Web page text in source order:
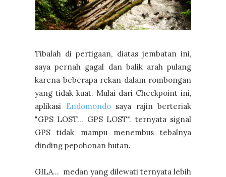
Tibalah di pertigaan, diatas jembatan ini,
saya pernah gagal dan balik arah pulang
karena beberapa rekan dalam rombongan
yang tidak kuat. Mulai dari Checkpoint ini,
aplikasi Endomondosaya rajin berteriak
"GPS LOST... GPS LOST". ternyata signal
GPS tidak mampu menembus tebalnya
dinding pepohonan hutan.
GILA... medan yang dilewati ternyata lebih